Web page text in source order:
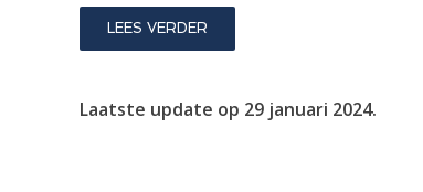
LEES VERDER
Laatste update op 29 januari 2024.